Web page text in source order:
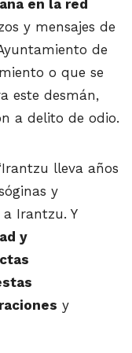
en la red
y mensajes de
de
o que se
este desmán,
a delito de odio.
lleva años
y
Irantzu. Y
y
y